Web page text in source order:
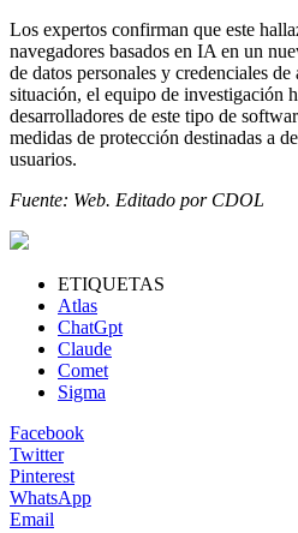
Los expertos confirman que este
navegadores basados en IA en un
de datos personales y credenciales
situación, el equipo de investigación
desarrolladores de este tipo de
medidas de protección destinadas a
usuarios.
Fuente: Web. Editado por CDOL
ETIQUETAS
Atlas
ChatGpt
Claude
Comet
Sigma
Facebook
Twitter
Pinterest
WhatsApp
Email